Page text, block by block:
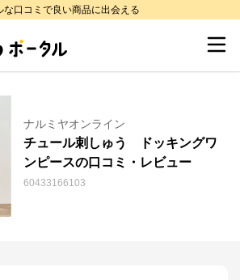
な口コミで良い商品に出会える
ナルミヤオンライン
チュール刺しゅう ドッキングワ
ンピースの口コミ・レビュー
60433166103